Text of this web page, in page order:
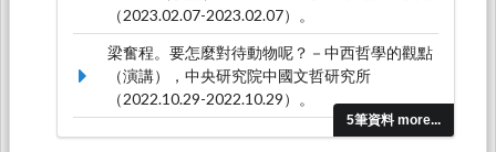
5筆資料 more...
（2023.02.07-2023.02.07）。
梁奮程。要怎麼對待動物呢？－中西哲學的觀點
（演講），中央研究院中國文哲研究所
（2022.10.29-2022.10.29）。
梁奮程。儒家關於惡的政治思考（演講），台大